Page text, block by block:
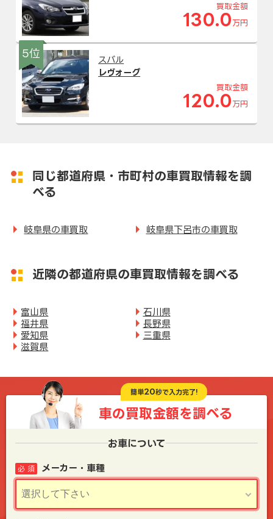
買取金額
130.0 万円
5位
スバル
レヴォーグ
買取金額
120.0 万円
同じ都道府県・市町村の車買取情報を調
べる
岐阜県の車買取 岐阜県下呂市の車買取
近隣の都道府県の車買取情報を調べる
富山県
石川県
福井県
長野県
愛知県
三重県
滋賀県
簡単20秒で入力完了!
車の買取金額を調べる
お車について
メーカー・車種
必 須